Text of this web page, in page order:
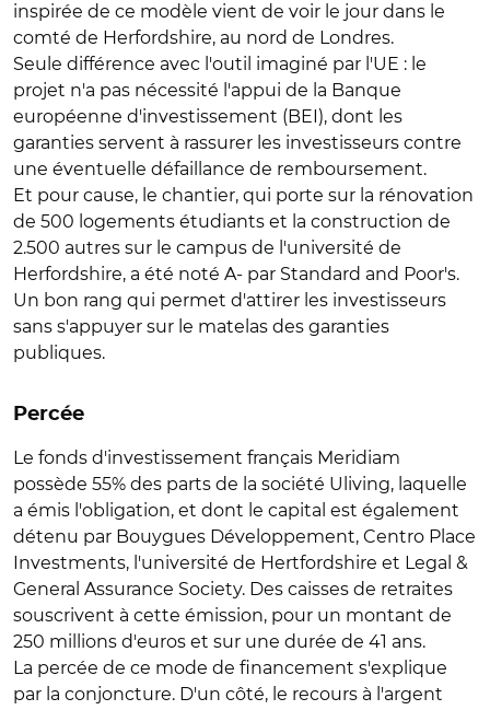
inspirée de ce modèle vient de voir le jour dans le
comté de Herfordshire, au nord de Londres.
Seule différence avec l'outil imaginé par l'UE : le
projet n'a pas nécessité l'appui de la Banque
européenne d'investissement (BEI), dont les
garanties servent à rassurer les investisseurs contre
une éventuelle défaillance de remboursement.
Et pour cause, le chantier, qui porte sur la rénovation
de 500 logements étudiants et la construction de
2.500 autres sur le campus de l'université de
Herfordshire, a été noté A- par Standard and Poor's.
Un bon rang qui permet d'attirer les investisseurs
sans s'appuyer sur le matelas des garanties
publiques.
Percée
Le fonds d'investissement français Meridiam
possède 55% des parts de la société Uliving, laquelle
a émis l'obligation, et dont le capital est également
détenu par Bouygues Développement, Centro Place
Investments, l'université de Hertfordshire et Legal &
General Assurance Society. Des caisses de retraites
souscrivent à cette émission, pour un montant de
250 millions d'euros et sur une durée de 41 ans.
La percée de ce mode de financement s'explique
par la conjoncture. D'un côté, le recours à l'argent